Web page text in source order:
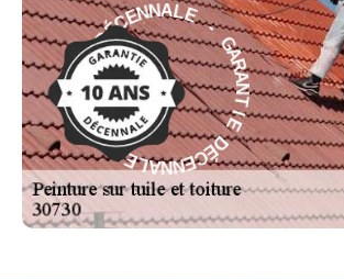
G
A
R
A
N
T
I
E
D
É
C
E
N
NALE - GAR
A
N
T
I
E
D
É
C
E
N
N
A
L
E
-